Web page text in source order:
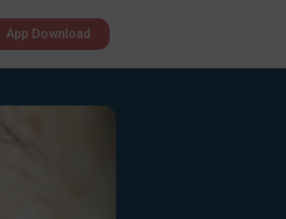
App Download